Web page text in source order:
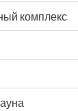
комплекс